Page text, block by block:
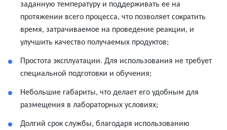
заданную температуру и поддерживать ее на
протяжении всего процесса, что позволяет сократить
время, затрачиваемое на проведение реакции, и
улучшить качество получаемых продуктов;
Простота эксплуатации. Для использования не требует
специальной подготовки и обучения;
Небольшие габариты, что делает его удобным для
размещения в лабораторных условиях;
Долгий срок службы, благодаря использованию